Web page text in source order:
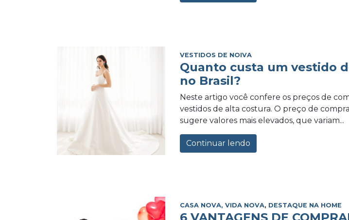
VESTIDOS DE NOIVA
Quanto custa um vestido
no Brasil?
Neste artigo você confere os preços de
vestidos de alta costura. O preço de
sugere valores mais elevados, que variam...
Continuar lendo
CASA NOVA, VIDA NOVA, DESTAQUE NA HOME